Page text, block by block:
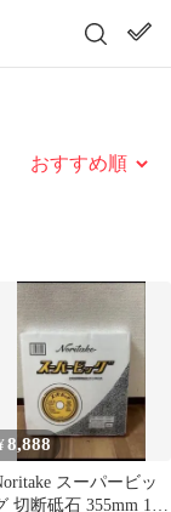
替え
8,888
スーパービッ
切断砥石 355mm 10